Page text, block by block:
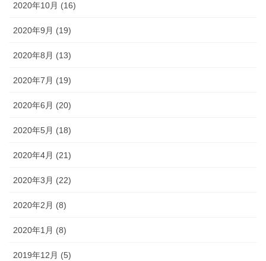
2020年10月 (16)
2020年9月 (19)
2020年8月 (13)
2020年7月 (19)
2020年6月 (20)
2020年5月 (18)
2020年4月 (21)
2020年3月 (22)
2020年2月 (8)
2020年1月 (8)
2019年12月 (5)